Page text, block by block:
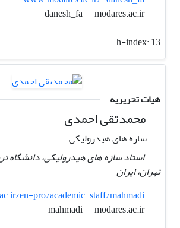
danesh_fa
modares.ac.ir
h-index:13
هیات تحریریه
محمدتقی احمدی
سازه های هیدرولیکی
استاد سازه های هیدرولیکی، دانشگاه
تهران، ایران
en-pro/academic_staff/mahmadi
mahmadi
modares.ac.ir